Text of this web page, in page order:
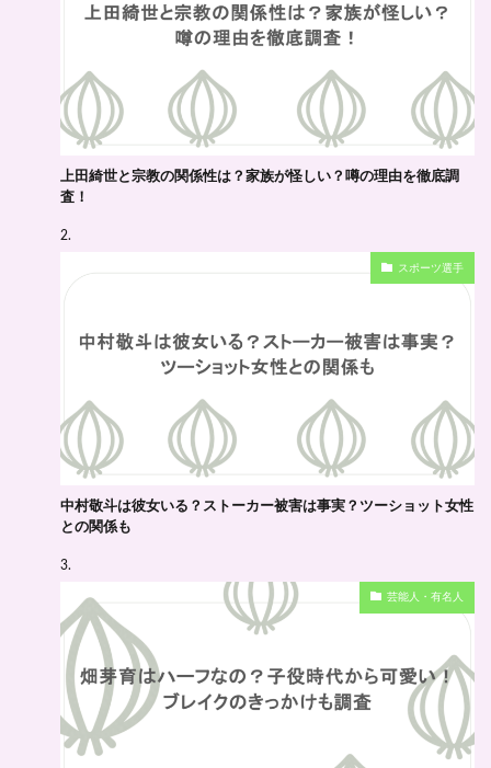
上田綺世と宗教の関係性は？家族が怪しい？噂の理由を徹底調
査！
スポーツ選手
中村敬斗は彼女いる？ストーカー被害は事実？ツーショット女性
との関係も
芸能人・有名人